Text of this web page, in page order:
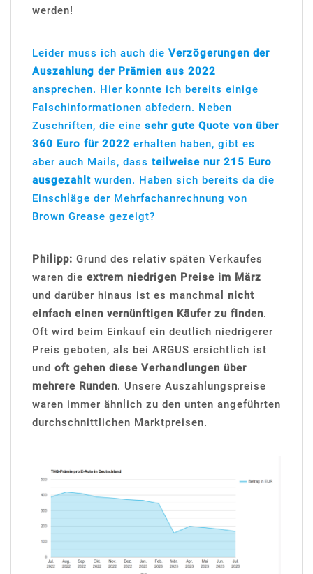
werden!
Leider muss ich auch die Verzögerungen der
Auszahlung der Prämien aus 2022
ansprechen. Hier konnte ich bereits einige
Falschinformationen abfedern. Neben
Zuschriften, die eine sehr gute Quote von über
360 Euro für 2022 erhalten haben, gibt es
aber auch Mails, dass teilweise nur 215 Euro
ausgezahlt wurden. Haben sich bereits da die
Einschläge der Mehrfachanrechnung von
Brown Grease gezeigt?
Philipp: Grund des relativ späten Verkaufes
waren die extrem niedrigen Preise im März
und darüber hinaus ist es manchmal nicht
einfach einen vernünftigen Käufer zu finden.
Oft wird beim Einkauf ein deutlich niedrigerer
Preis geboten, als bei ARGUS ersichtlich ist
und oft gehen diese Verhandlungen über
mehrere Runden. Unsere Auszahlungspreise
waren immer ähnlich zu den unten angeführten
durchschnittlichen Marktpreisen.